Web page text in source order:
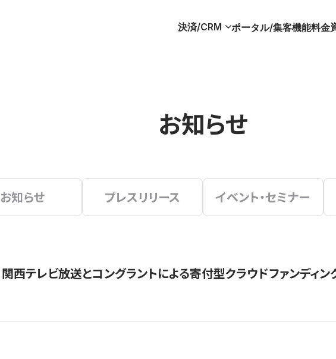
決済/CRM ポータル/集客機能料金
お知らせ
お知らせ プレスリリース イベント・セミナー
関西テレビ放送とコングラントによる寄付型クラウドファンディ